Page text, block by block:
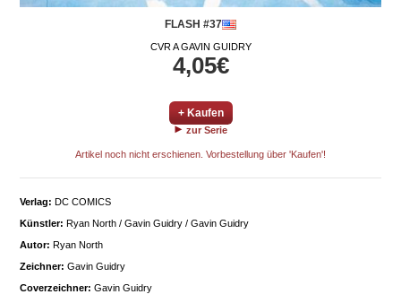
FLASH #37
CVR A GAVIN GUIDRY
4,05€
+ Kaufen
zur Serie
Artikel noch nicht erschienen. Vorbestellung über 'Kaufen'!
Verlag: DC COMICS
Künstler: Ryan North / Gavin Guidry / Gavin Guidry
Autor: Ryan North
Zeichner: Gavin Guidry
Coverzeichner: Gavin Guidry